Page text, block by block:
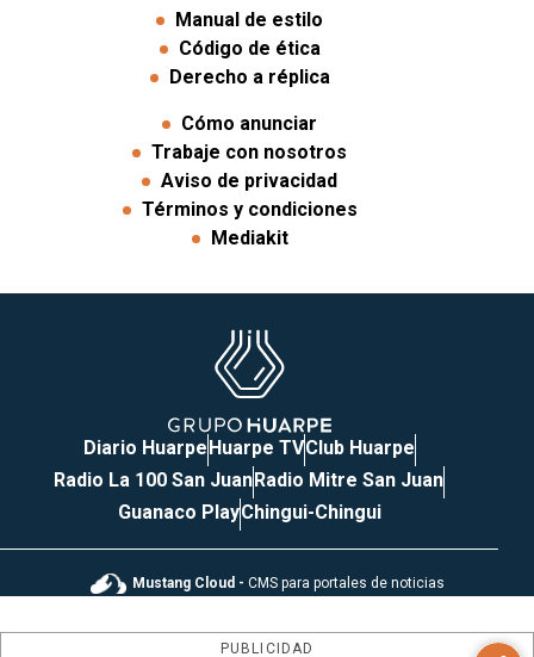
Manual de estilo
Código de ética
Derecho a réplica
Cómo anunciar
Trabaje con nosotros
Aviso de privacidad
Términos y condiciones
Mediakit
Diario HuarpeHuarpe TVClub Huarpe
Radio La 100 San JuanRadio Mitre San Juan
Guanaco PlayChingui-Chingui
Mustang Cloud - CMS para portales de noticias
PUBLICIDAD